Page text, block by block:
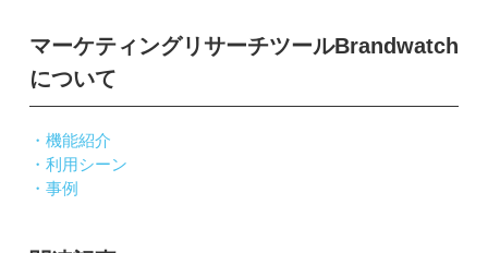
マーケティングリサーチツールBrandwatch
について
・機能紹介
・利用シーン
・事例